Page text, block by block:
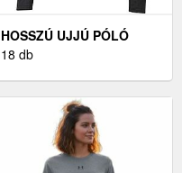
HOSSZÚ UJJÚ PÓLÓ
PUMA TEAMLIGA 1/4 ZIP
18 db